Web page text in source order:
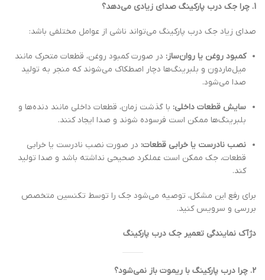
1. چرا جک درب پارکینگ صدای زیادی می‌دهد؟
صدای زیاد جک درب پارکینگ می‌تواند ناشی از عوامل مختلفی باشد:
کمبود روغن یا روان‌ساز: در صورت کمبود روغن، قطعات متحرک مانند
میل‌ماردون و بلبرینگ‌ها دچار اصطکاک می‌شوند که منجر به تولید
صدا می‌شود.
سایش قطعات داخلی: با گذشت زمان، قطعات داخلی مانند دنده‌ها و
بلبرینگ‌ها ممکن است فرسوده شوند و صدا ایجاد کنند.
نصب نادرست یا خرابی قطعات: در صورت نصب نادرست یا خرابی
قطعات، جک ممکن است عملکرد صحیحی نداشته باشد و صدا تولید
کند.
برای رفع این مشکل، توصیه می‌شود جک را توسط تکنسین متخصص
بررسی و سرویس کنید.
دژآک نمایندگی تعمیر جک درب پارکینگ
2. چرا درب پارکینگ با ریموت باز نمی‌شود؟